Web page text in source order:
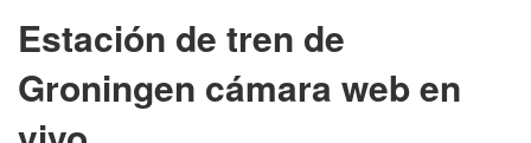
Estación de tren de
Groningen cámara web en